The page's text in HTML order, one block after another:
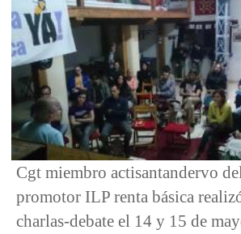
Cgt miembro actisantandervo
promotor ILP renta básica
charlas-debate el 14 y 15 de